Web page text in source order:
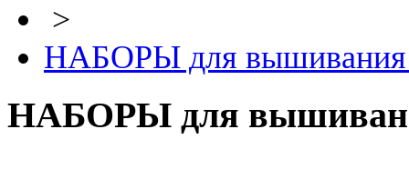
>
НАБОРЫ для вышивания
НАБОРЫ для